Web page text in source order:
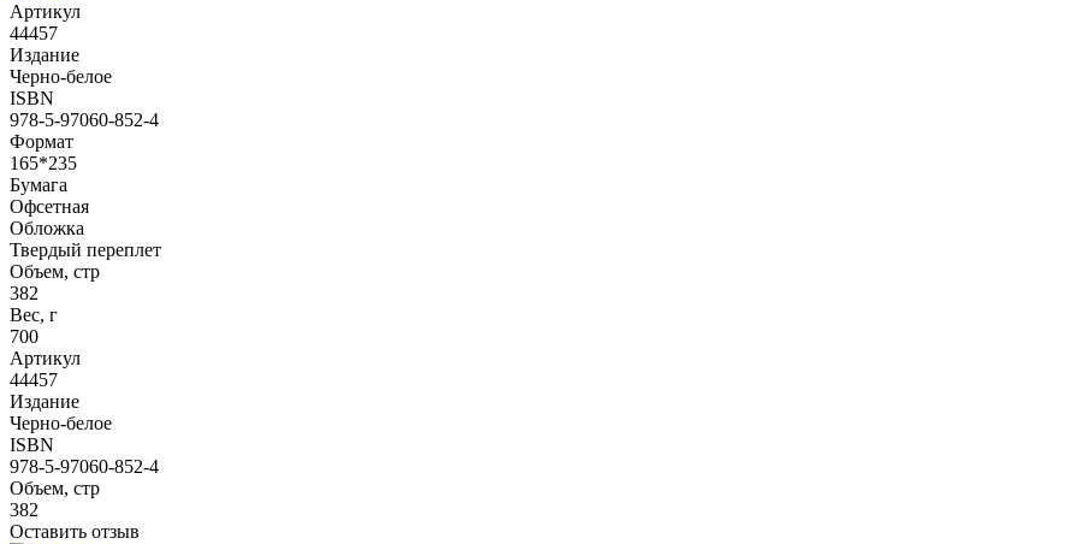
Артикул
44457
Издание
Черно-белое
ISBN
978-5-97060-852-4
Формат
165*235
Бумага
Офсетная
Обложка
Твердый переплет
Объем, стр
382
Вес, г
700
Артикул
44457
Издание
Черно-белое
ISBN
978-5-97060-852-4
Объем, стр
382
Оставить отзыв